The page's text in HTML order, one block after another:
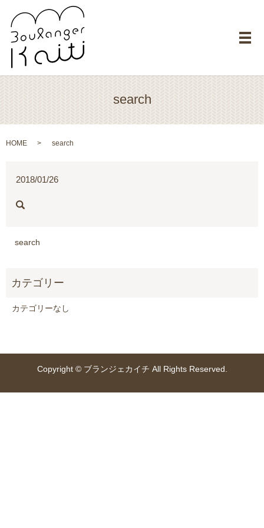
メ
search
HOME search
2018/01/26
search
カテゴリーなし
Copyright © ブランジェカイチ All Rights Reserved.